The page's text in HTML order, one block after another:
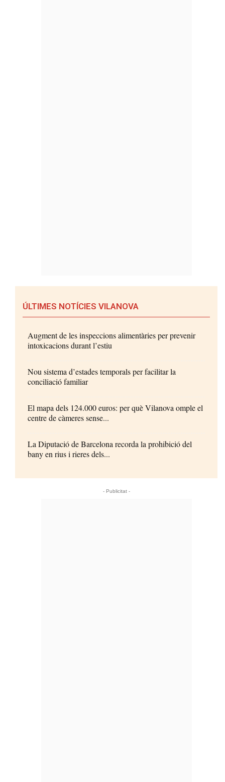
ÚLTIMES NOTÍCIES VILANOVA
Augment de les inspeccions alimentàries per prevenir
intoxicacions durant l’estiu
Nou sistema d’estades temporals per facilitar la
conciliació familiar
El mapa dels 124.000 euros: per què Vilanova omple el
centre de càmeres sense...
La Diputació de Barcelona recorda la prohibició del
bany en rius i rieres dels...
- Publicitat -